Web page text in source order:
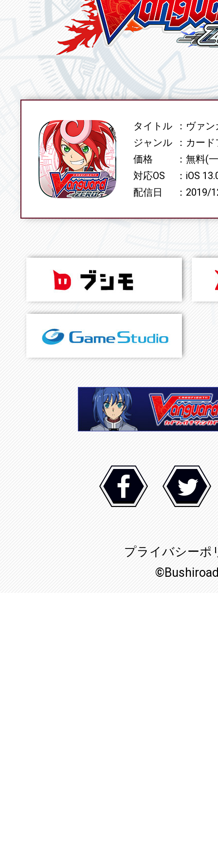
SPECタイトル
ヴァン
ジャンル
カード
価格
無料(
対応OS
iOS
配信日
2019/
プライバシーポ